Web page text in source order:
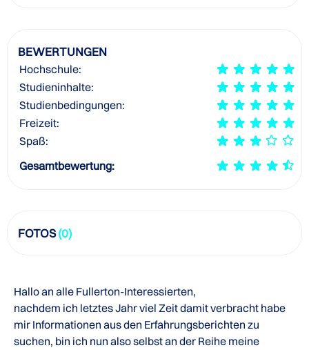
BEWERTUNGEN
Hochschule:
Studieninhalte:
Studienbedingungen:
Freizeit:
Spaß:
Gesamtbewertung:
FOTOS(0)
Hallo an alle Fullerton-Interessierten,
nachdem ich letztes Jahr viel Zeit damit verbracht habe
mir Informationen aus den Erfahrungsberichten zu
suchen, bin ich nun also selbst an der Reihe meine